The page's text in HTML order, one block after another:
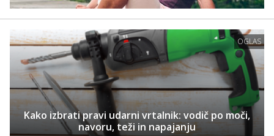
OGLAS
Kako izbrati pravi udarni vrtalnik: vodič po moči,
navoru, teži in napajanju